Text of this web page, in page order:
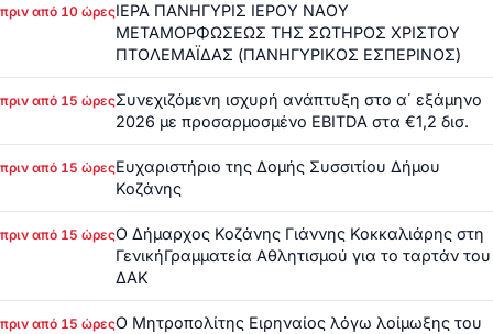
πριν από 10 ώρεςΙΕΡΑ ΠΑΝΗΓΥΡΙΣ ΙΕΡΟΥ ΝΑΟΥ
ΜΕΤΑΜΟΡΦΩΣΕΩΣ ΤΗΣ ΣΩΤΗΡΟΣ ΧΡΙΣΤΟΥ
ΠΤΟΛΕΜΑΪΔΑΣ (ΠΑΝΗΓΥΡΙΚΟΣ ΕΣΠΕΡΙΝΟΣ)
πριν από 15 ώρεςΣυνεχιζόμενη ισχυρή ανάπτυξη στο α΄ εξάμηνο
2026 με προσαρμοσμένο EBITDA στα €1,2 δισ.
πριν από 15 ώρεςΕυχαριστήριο της Δομής Συσσιτίου Δήμου
Κοζάνης
πριν από 15 ώρεςΟ Δήμαρχος Κοζάνης Γιάννης Κοκκαλιάρης στη
ΓενικήΓραμματεία Αθλητισμού για το ταρτάν του
ΔΑΚ
πριν από 15 ώρεςΟ Μητροπολίτης Ειρηναίος λόγω λοίμωξης του